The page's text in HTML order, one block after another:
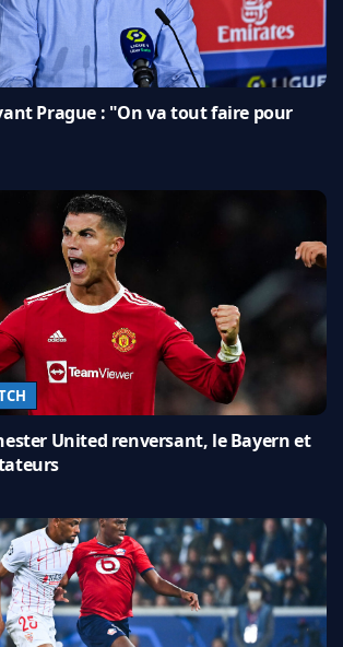
Prague : "On va tout faire pour
United renversant, le Bayern et